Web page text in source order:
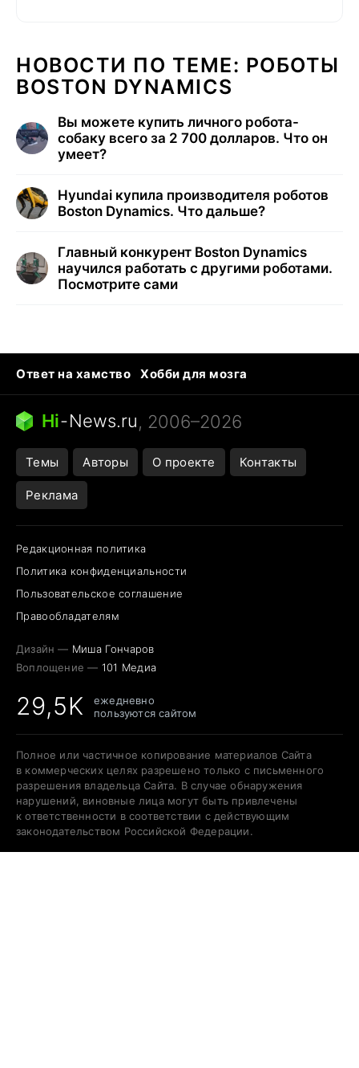
НОВОСТИ ПО ТЕМЕ: РОБОТЫ
BOSTON DYNAMICS
Вы можете купить личного робота-
собаку всего за 2 700 долларов. Что он
умеет?
Hyundai купила производителя роботов
Boston Dynamics. Что дальше?
Главный конкурент Boston Dynamics
научился работать с другими роботами.
Посмотрите сами
Ответ на хамство
Хобби для мозга
Бензин 100 и 95
Тунцы в океанариуме
Следующая пандемия
Hi-News.ru, 2006–2026
Темы Авторы О проекте Контакты
Реклама
Редакционная политика
Политика конфиденциальности
Пользовательское соглашение
Правообладателям
Дизайн — Миша Гончаров
Воплощение — 101 Медиа
29,5K
ежедневно
пользуются сайтом
Полное или частичное копирование материалов Сайта
в коммерческих целях разрешено только с письменного
разрешения владельца Сайта. В случае обнаружения
нарушений, виновные лица могут быть привлечены
к ответственности в соответствии с действующим
законодательством Российской Федерации.